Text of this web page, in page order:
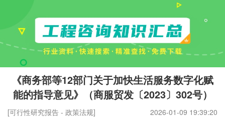
《商务部等12部门关于加快生活服务数字化赋
能的指导意见》（商服贸发〔2023〕302号）
[可行性研究报告 - 政策法规] 2026-01-09 19:39:20